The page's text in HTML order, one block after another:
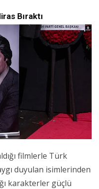
Bıraktı
filmlerle Türk
duyulan isimlerinden
karakterler güçlü